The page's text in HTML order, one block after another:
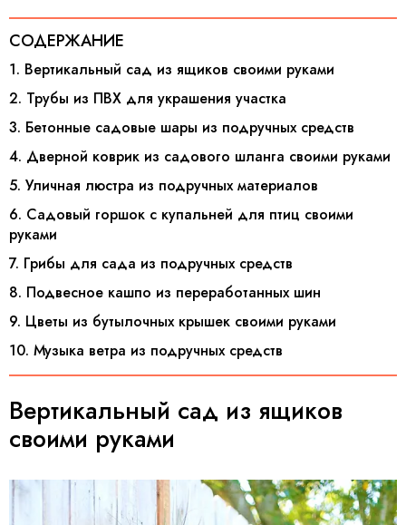
СОДЕРЖАНИЕ
1. Вертикальный сад из ящиков своими руками
2. Трубы из ПВХ для украшения участка
3. Бетонные садовые шары из подручных средств
4. Дверной коврик из садового шланга своими руками
5. Уличная люстра из подручных материалов
6. Садовый горшок с купальней для птиц своими
руками
7. Грибы для сада из подручных средств
8. Подвесное кашпо из переработанных шин
9. Цветы из бутылочных крышек своими руками
10. Музыка ветра из подручных средств
Вертикальный сад из ящиков
своими руками